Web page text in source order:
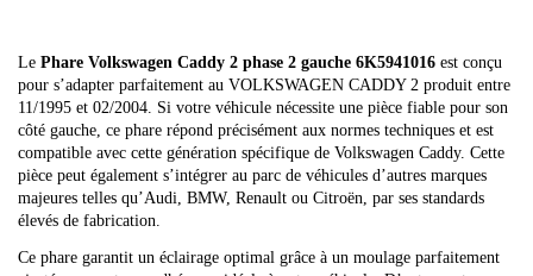
Le Phare Volkswagen Caddy 2 phase 2 gauche 6K5941016 est conçu
pour s’adapter parfaitement au VOLKSWAGEN CADDY 2 produit entre
11/1995 et 02/2004. Si votre véhicule nécessite une pièce fiable pour son
côté gauche, ce phare répond précisément aux normes techniques et est
compatible avec cette génération spécifique de Volkswagen Caddy. Cette
pièce peut également s’intégrer au parc de véhicules d’autres marques
majeures telles qu’Audi, BMW, Renault ou Citroën, par ses standards
élevés de fabrication.
Ce phare garantit un éclairage optimal grâce à un moulage parfaitement